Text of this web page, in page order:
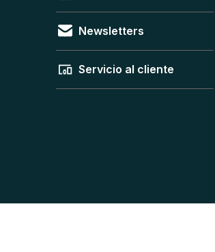
Newsletters
Servicio al cliente